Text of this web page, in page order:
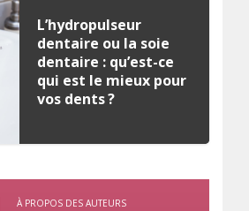
L’hydropulseur
dentaire ou la soie
dentaire : qu’est-ce
qui est le mieux pour
vos dents ?
À PROPOS DES AUTEURS